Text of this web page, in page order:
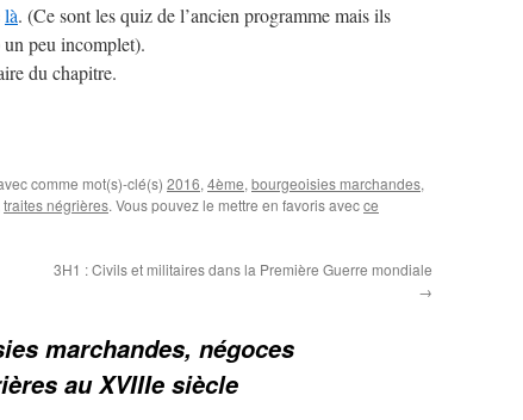
là. (Ce sont les quiz de l’ancien programme mais ils
peu incomplet).
du chapitre.
comme mot(s)-clé(s) 2016, 4ème, bourgeoisies marchandes,
traites négrières. Vous pouvez le mettre en favoris avecce
3H1 : Civils et militaires dans la Première Guerre mondiale
→
marchandes, négoces
au XVIIIe siècle